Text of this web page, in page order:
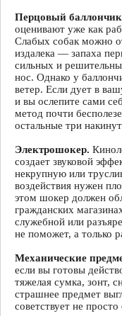
Перцовый
оценивают уже как
Слабых собак можно
издалека — запаха
сильных и
нос. Однако у
ветер. Если дует в
и вы ослепите сами
метод почти
остальные три
Электрошокер.
создает звуковой
некрупную или
воздействия нужен
этом шокер должен
гражданских
служебной или
не поможет, а только
Механические
если вы готовы
тяжелая сумка, зонт,
страшнее предмет
советствует не